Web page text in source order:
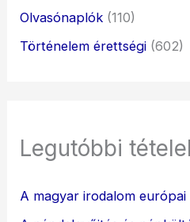
Olvasónaplók (110)
Történelem érettségi (602)
Legutóbbi
A magyar irodalom